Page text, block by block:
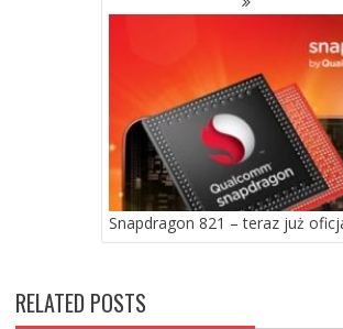
Snapdragon 821 – teraz już
RELATED POSTS